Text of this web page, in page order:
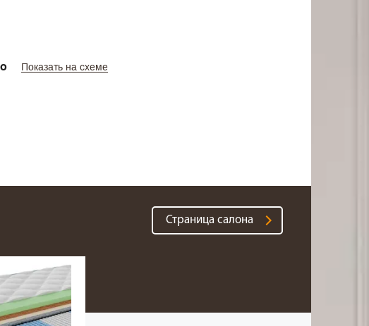
Показать на схеме
Страница салона